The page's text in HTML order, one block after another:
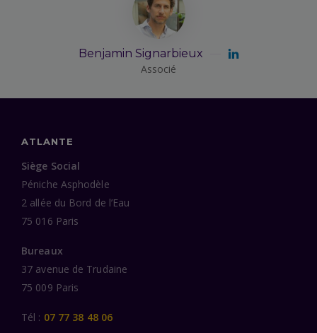
Benjamin Signarbieux
Associé
ATLANTE
Siège Social
Péniche Asphodèle
2 allée du Bord de l’Eau
75 016 Paris
Bureaux
37 avenue de Trudaine
75 009 Paris
Tél : 07 77 38 48 06